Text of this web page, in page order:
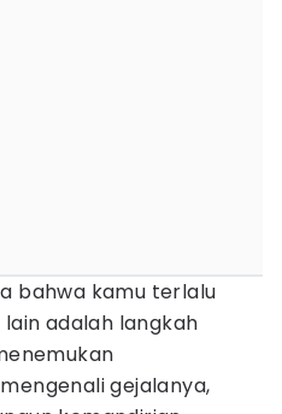
bahwa kamu terlalu
adalah langkah
gejalanya,